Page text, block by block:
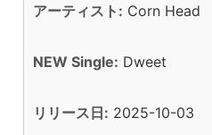
アーティスト: Corn Head
NEW Single: Dweet
リリース日: 2025-10-03